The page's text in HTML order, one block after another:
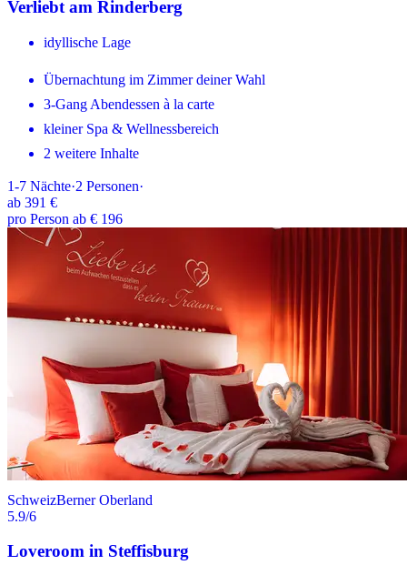
Verliebt am Rinderberg
idyllische Lage
Übernachtung im Zimmer deiner Wahl
3-Gang Abendessen à la carte
kleiner Spa & Wellnessbereich
2 weitere Inhalte
1-7 Nächte·2 Personen·
ab 391 €
pro Person ab € 196
SchweizBerner Oberland
5.9/6
Loveroom in Steffisburg